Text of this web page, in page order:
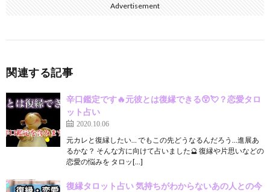
Advertisement
関連する記事
辛口鑑定です🔥元彼とは復縁できる😲💘？恋愛タロ
ット占い
2020.10.06
元カレと復縁したい… でもこの先どうなるんだろう…進展あ
るかな？ そんな方に向けて占いました🔮 復縁や片思いなどの
恋愛の悩みを タロッ[…]
復縁タロット占い 気持ちがわからないあの人との今